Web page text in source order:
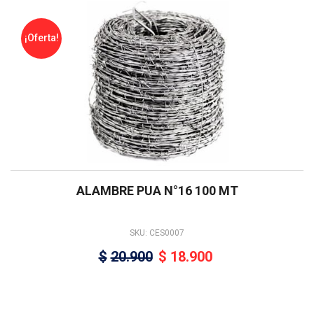
¡Oferta!
ALAMBRE PUA N°16 100 MT
SKU: CES0007
$ 20.900 $ 18.900